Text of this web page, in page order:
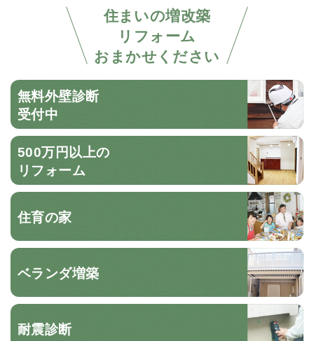
住まいの増改築
リフォーム
おまかせください
無料外壁診断
受付中
500万円以上の
リフォーム
住育の家
ベランダ増築
耐震診断